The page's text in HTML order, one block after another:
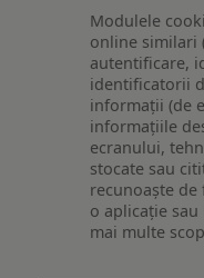
Modulele
online similari
autentificare,
identificatorii
informații (de
informațiile
ecranului,
stocate sau
recunoaște de
o aplicație
mai multe